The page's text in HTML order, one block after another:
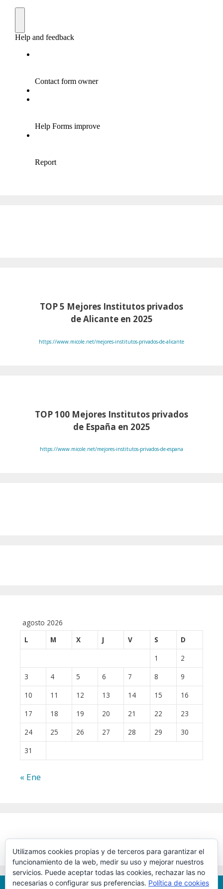
TOP 5 Mejores Institutos privados
de Alicante en 2025
https://www.micole.net/mejores-institutos-privados-de-alicante
TOP 100 Mejores Institutos privados
de España en 2025
https://www.micole.net/mejores-institutos-privados-de-espana
agosto 2026
L
M X J V S
D
1
2
3
4 5 6 7 8
9
10
11 12 13 14 15
16
17
18 19 20 21 22
23
24
25 26 27 28 29
30
31
« Ene
Utilizamos cookies propias y de terceros para garantizar el
funcionamiento de la web, medir su uso y mejorar nuestros
servicios. Puede aceptar todas las cookies, rechazar las no
necesarias o configurar sus preferencias. Política de cookies